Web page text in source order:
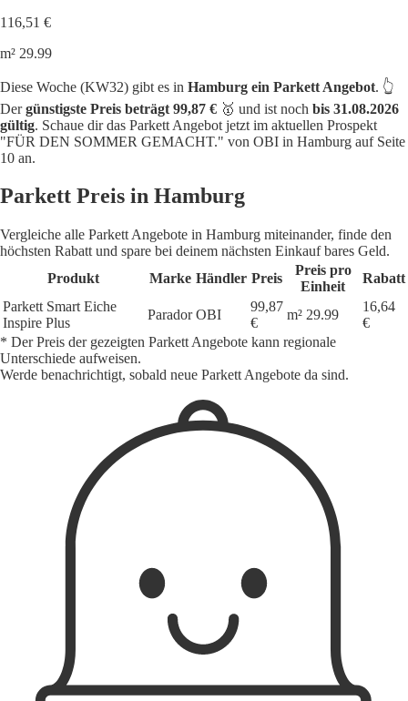
116,51 €
m² 29.99
Diese Woche (KW32) gibt es in Hamburg ein Parkett Angebot. 👆
Dergünstigste Preis beträgt 99,87 € 🥇 und ist noch bis 31.08.2026
gültig. Schaue dir das Parkett Angebot jetzt im aktuellen Prospekt
"FÜR DEN SOMMER GEMACHT." von OBI in Hamburg auf Seite
10 an.
Parkett Preis in Hamburg
Vergleiche alle Parkett Angebote in Hamburg miteinander, finde den
höchsten Rabatt und spare bei deinem nächsten Einkauf bares Geld.
Produkt
Marke Händler Preis
Preis pro
Einheit
Rabatt
Parkett Smart Eiche
Inspire Plus
Parador OBI
99,87
€
m² 29.99
16,64
€
* Der Preis der gezeigten Parkett Angebote kann regionale
Unterschiede aufweisen.
Werde benachrichtigt, sobald neue Parkett Angebote da sind.